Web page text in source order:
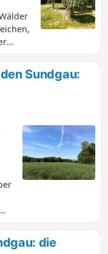
eine Sundgau:
die